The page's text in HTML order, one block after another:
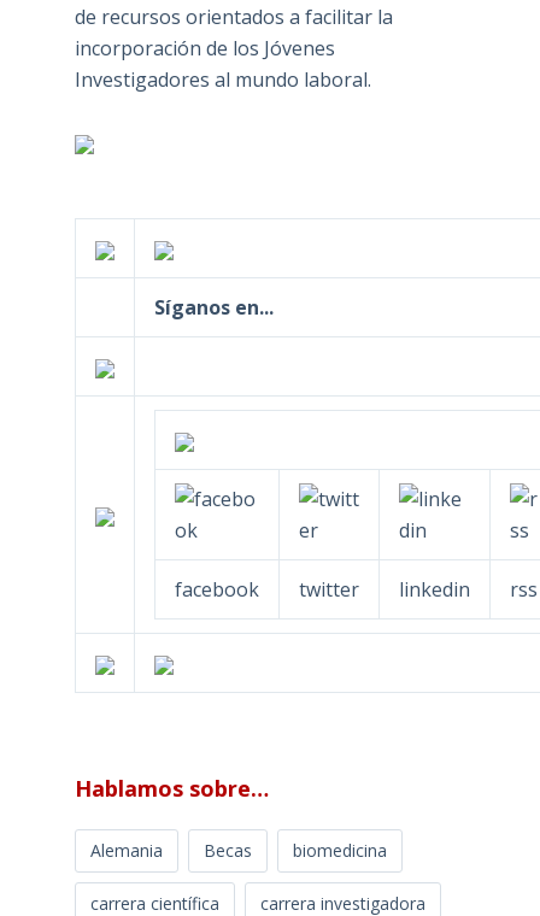
de recursos orientados a facilitar la
incorporación de los Jóvenes
Investigadores al mundo laboral.
Síganos en...
facebook twitter linkedin rss
Hablamos sobre…
Alemania Becas biomedicina
carrera científica carrera investigadora